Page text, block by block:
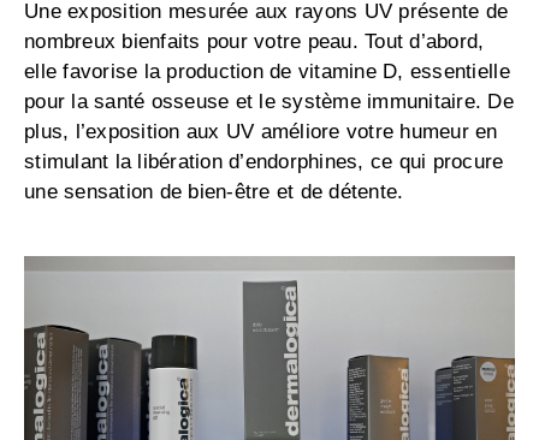
Une exposition mesurée aux rayons UV présente de
nombreux bienfaits pour votre peau. Tout d’abord,
elle favorise la production de vitamine D, essentielle
pour la santé osseuse et le système immunitaire. De
plus, l’exposition aux UV améliore votre humeur en
stimulant la libération d’endorphines, ce qui procure
une sensation de bien-être et de détente.